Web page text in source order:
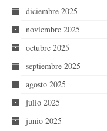
diciembre 2025
noviembre 2025
octubre 2025
septiembre 2025
agosto 2025
julio 2025
junio 2025